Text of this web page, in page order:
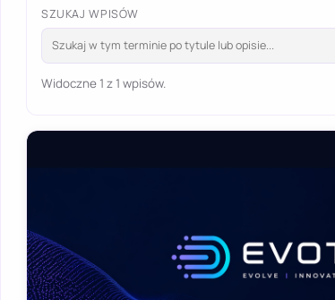
SZUKAJ WPISÓW
Widoczne 1 z 1 wpisów.